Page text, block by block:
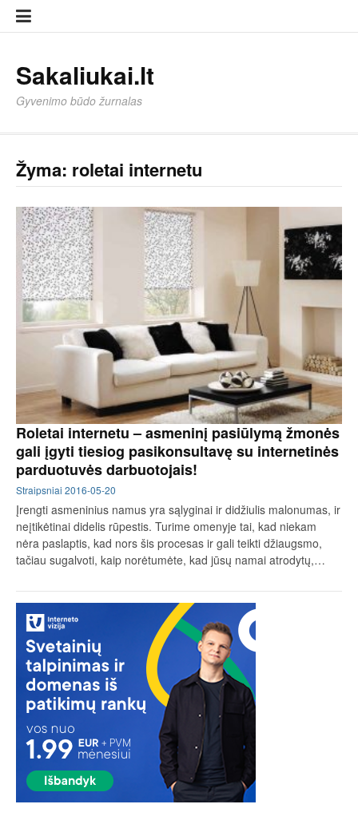
prie
Page
Page
Sakaliukai.lt
Gyvenimo būdo žurnalas
Žyma: roletai internetu
Roletai internetu – asmeninį pasiūlymą žmonės
gali įgyti tiesiog pasikonsultavę su internetinės
parduotuvės darbuotojais!
Straipsniai 2016-05-20
Įrengti asmeninius namus yra sąlyginai ir didžiulis malonumas, ir
neįtikėtinai didelis rūpestis. Turime omenyje tai, kad niekam
nėra paslaptis, kad nors šis procesas ir gali teikti džiaugsmo,
tačiau sugalvoti, kaip norėtumėte, kad jūsų namai atrodytų,…